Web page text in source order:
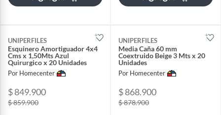
UNIPERFILES
Esquinero Amortiguador 4x4
Cms x 1,50Mts Azul
Quirurgico x 20 Unidades
Por Homecenter
$ 849.900
$ 859.900
UNIPERFILES
Media Caña 60 mm
Coextruido Beige 3 Mts x 20
Unidades
Por Homecenter
$ 868.900
$ 878.900